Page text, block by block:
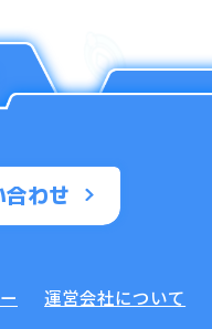
わせ
運営会社について